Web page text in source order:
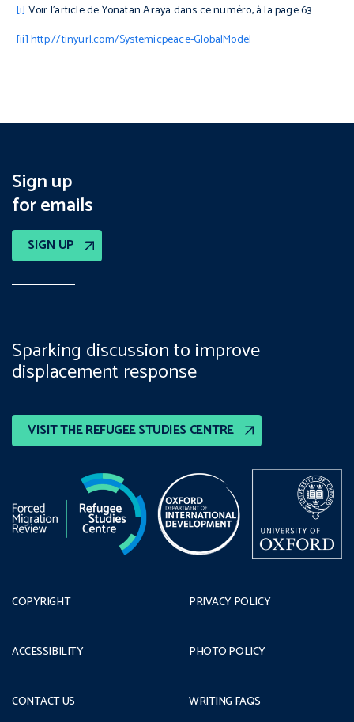
[i] Voir l’article de Yonatan Araya dans ce numéro, à la page 63.
[ii]http://tinyurl.com/Systemicpeace-GlobalModel
Sign up
for emails
SIGN UP
VISIT THE REFUGEE STUDIES CENTRE
Sparking discussion to improve
displacement response
COPYRIGHT
ACCESSIBILITY
CONTACT US
PRIVACY POLICY
PHOTO POLICY
WRITING FAQS